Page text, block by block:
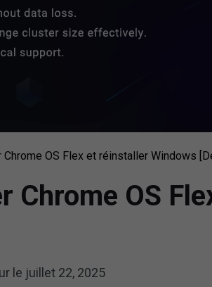
OS Flex et réinstaller Windows
Chrome OS
le juillet 22, 2025